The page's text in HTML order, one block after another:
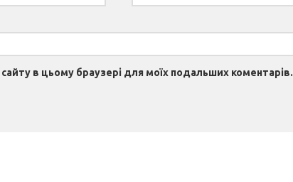
в цьому браузері для моїх подальших коментарів.